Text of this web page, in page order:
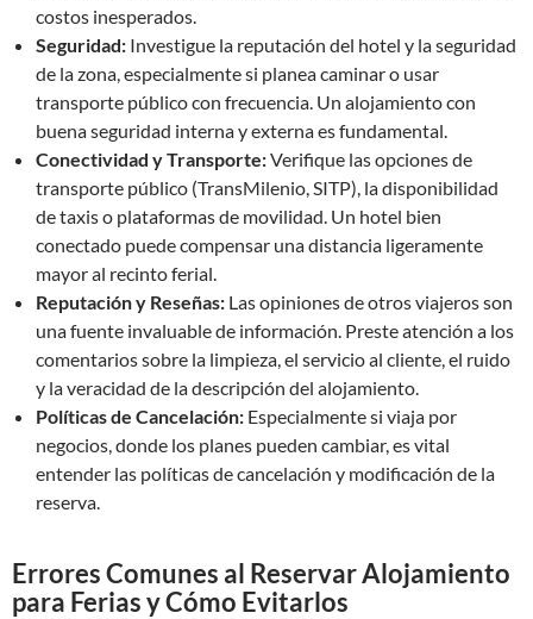
costos inesperados.
Seguridad: Investigue la reputación del hotel y la seguridad
de la zona, especialmente si planea caminar o usar
transporte público con frecuencia. Un alojamiento con
buena seguridad interna y externa es fundamental.
Conectividad y Transporte:Verifique las opciones de
transporte público (TransMilenio, SITP), la disponibilidad
de taxis o plataformas de movilidad. Un hotel bien
conectado puede compensar una distancia ligeramente
mayor al recinto ferial.
Reputación y Reseñas: Las opiniones de otros viajeros son
una fuente invaluable de información. Preste atención a los
comentarios sobre la limpieza, el servicio al cliente, el ruido
y la veracidad de la descripción del alojamiento.
Políticas de Cancelación: Especialmente si viaja por
negocios, donde los planes pueden cambiar, es vital
entender las políticas de cancelación y modificación de la
reserva.
Errores Comunes al Reservar Alojamiento
para Ferias y Cómo Evitarlos